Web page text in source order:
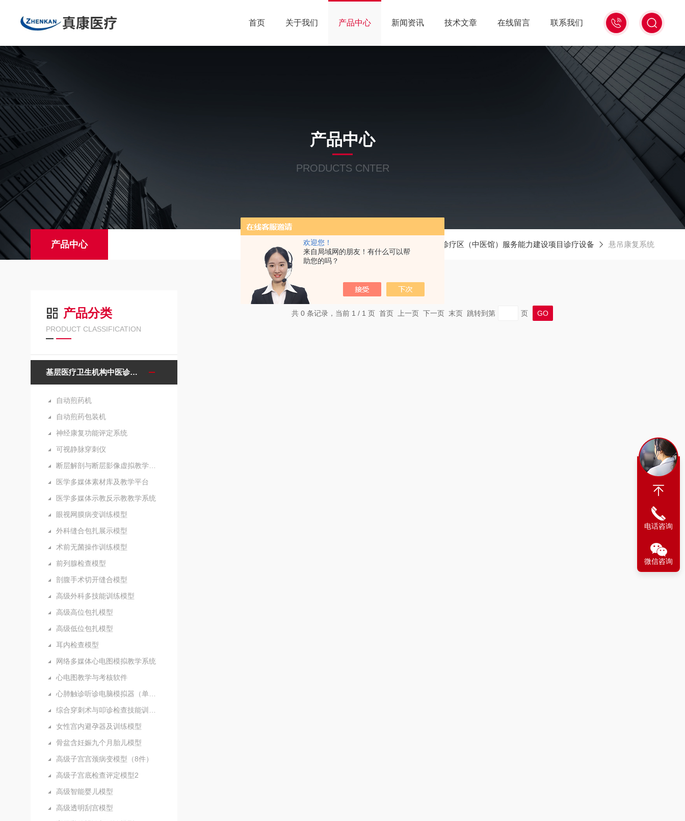
欢迎您！
来自局域网的朋友！有什么可以帮
助您的吗？
021-
56528785
首页 关于我们 产品中心 新闻资讯 技术文章 在线留言 联系我们
产品中心
PRODUCTS CNTER
产品中心 首页 产品中心 基层医疗卫生机构中医诊疗区（中医馆）服务能力建设项目诊疗设备 悬吊康复系统
产品分类
PRODUCT CLASSIFICATION
基层医疗卫生机构中医诊疗区（中医馆）服务能力建设项目诊疗设备
自动煎药机
自动煎药包装机
神经康复功能评定系统
可视静脉穿刺仪
医学多媒体素材库及教学平台
医学多媒体示教反示教教学系统
眼视网膜病变训练模型
外科缝合包扎展示模型
术前无菌操作训练模型
前列腺检查模型
剖腹手术切开缝合模型
高级外科多技能训练模型
高级高位包扎模型
高级低位包扎模型
耳内检查模型
网络多媒体心电图模拟教学系统
心电图教学与考核软件
女性宫内避孕器及训练模型
骨盆含妊娠九个月胎儿模型
高级子宫宫颈病变模型（8件）
高级子宫底检查评定模型2
高级智能婴儿模型
高级透明刮宫模型
共 0 条记录，当前 1 / 1 页 首页 上一页 下一页 末页 跳转到第 页
电话咨询
微信咨询